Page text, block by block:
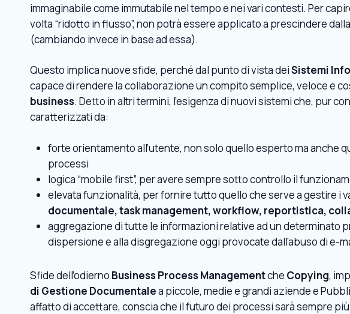
immaginabile come immutabile nel tempo e nei vari contesti. Per
volta “ridotto in flusso”, non potrà essere applicato a prescindere
(cambiando invece in base ad essa).
Questo implica nuove sfide, perché dal punto di vista deiSistemi
capace di rendere la collaborazione un compito semplice, veloce e
business. Detto in altri termini, l’esigenza di nuovi sistemi che, pur
caratterizzati da:
forte orientamento all’utente, non solo quello esperto ma anche
processi
logica “mobile first”, per avere sempre sotto controllo il
elevata funzionalità, per fornire tutto quello che serve a gestire i
documentale, task management, workflow, reportistica,
aggregazione di tutte le informazioni relative ad un determinato
dispersione e alla disgregazione oggi provocate dall’abuso di e-
Sfide dell’odierno Business Process Managementche Copying,
di Gestione Documentalea piccole, medie e grandi aziende e
affatto di accettare, conscia che il futuro dei processi sarà sempre